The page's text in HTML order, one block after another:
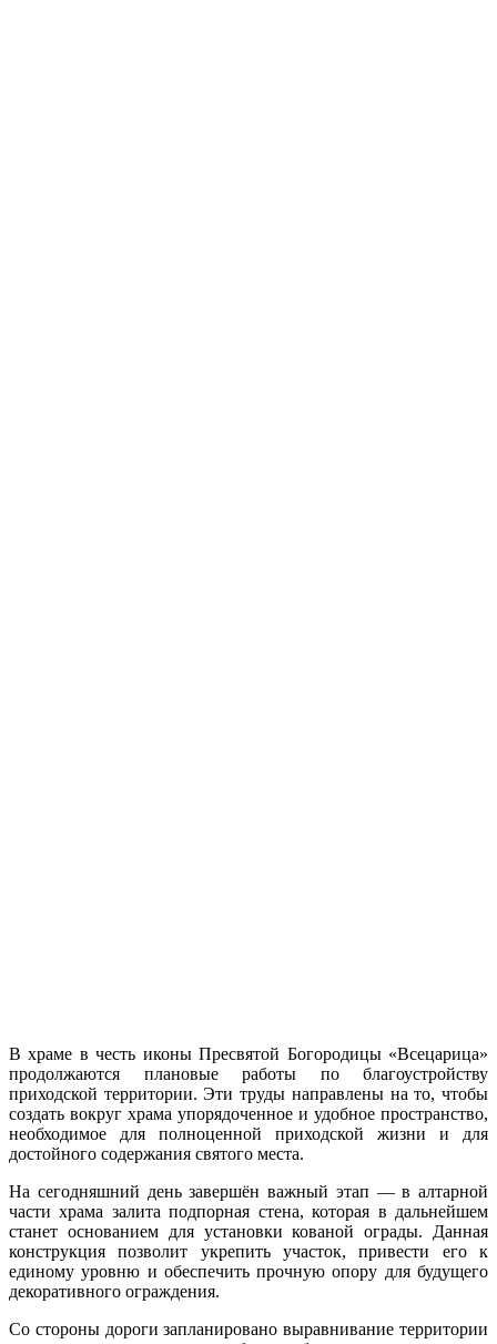
В храме в честь иконы Пресвятой Богородицы «Всецарица»
продолжаются плановые работы по благоустройству
приходской территории. Эти труды направлены на то, чтобы
создать вокруг храма упорядоченное и удобное пространство,
необходимое для полноценной приходской жизни и для
достойного содержания святого места.
На сегодняшний день завершён важный этап — в алтарной
части храма залита подпорная стена, которая в дальнейшем
станет основанием для установки кованой ограды. Данная
конструкция позволит укрепить участок, привести его к
единому уровню и обеспечить прочную опору для будущего
декоративного ограждения.
Со стороны дороги запланировано выравнивание территории